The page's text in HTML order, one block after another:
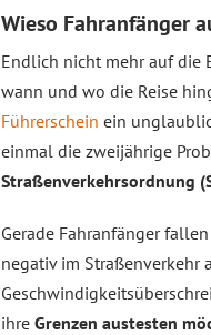
Wieso Fahranfänger
Endlich nicht mehr auf die
wann und wo die Reise
Führerschein ein
einmal die zweijährige
Straßenverkehrsordnung
Gerade Fahranfänger
negativ im Straßenverkehr
ihre Grenzen austesten